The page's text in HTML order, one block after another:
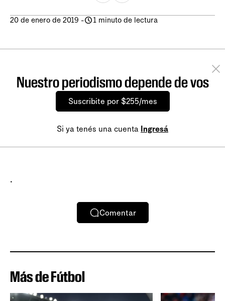
20 de enero de 2019 - 1 minuto de lectura
Nuestro periodismo depende de vos
Suscribite por $255/mes
Si ya tenés una cuenta Ingresá
.
Comentar
Más de Fútbol